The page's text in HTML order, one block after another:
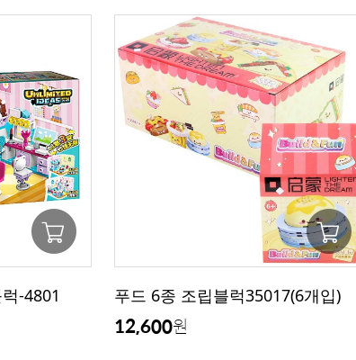
-4801 푸드 6종 조립블럭35017(6개입)
12,600원